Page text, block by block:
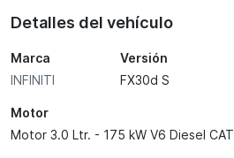
Detalles del vehículo
Marca
INFINITI
Versión
FX30d S
Motor
Motor 3.0 Ltr. - 175 kW V6 Diesel CAT